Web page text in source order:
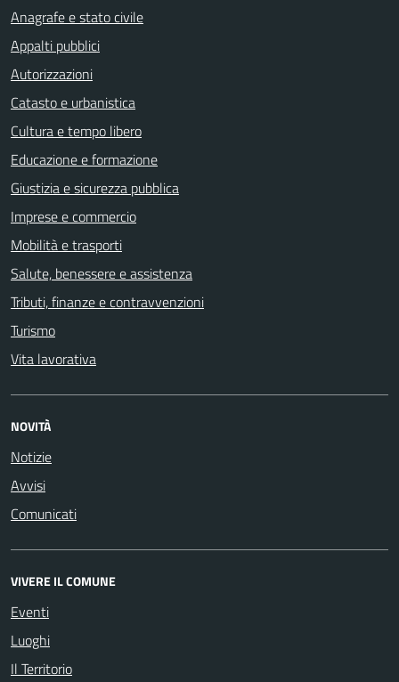
Anagrafe e stato civile
Appalti pubblici
Autorizzazioni
Catasto e urbanistica
Cultura e tempo libero
Educazione e formazione
Giustizia e sicurezza pubblica
Imprese e commercio
Mobilità e trasporti
Salute, benessere e assistenza
Tributi, finanze e contravvenzioni
Turismo
Vita lavorativa
NOVITÀ
Notizie
Avvisi
Comunicati
VIVERE IL COMUNE
Eventi
Luoghi
Il Territorio